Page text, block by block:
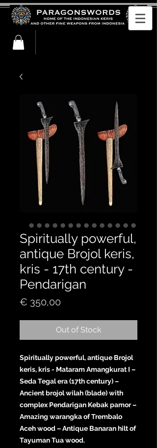
Spiritually powerful,
antique Brojol keris,
kris - 17th century -
Pendarigan
€ 350,00
Out of Stock
Spiritually powerful, antique Brojol
keris, kris - Mataram Amangkurat I –
Seda Tegal era (17th century) –
Ancient brojol wilah (blade) with
complex Pendarigan Kebak pamor –
Amazing warangka of Trembalo
Aceh wood – Antique Banaran hilt of
Tayuman Tua wood.